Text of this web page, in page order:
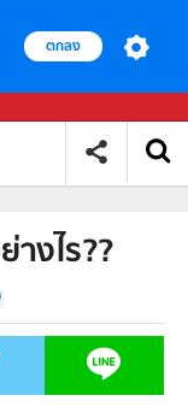
ตกลง
างไร??